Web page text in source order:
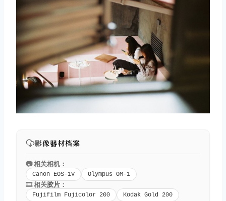
影像器材档案
📷 相关相机：
Canon EOS-1V Olympus OM-1
🎞️ 相关胶片 ：
Fujifilm Fujicolor 200 Kodak Gold 200